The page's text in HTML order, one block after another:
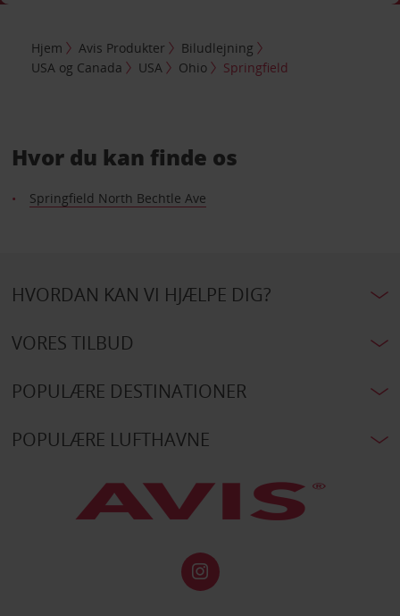
Hjem Avis Produkter
Biludlejning
USA og Canada
USA Ohio Springfield
Hvor du kan finde os
Springfield North Bechtle Ave
HVORDAN KAN VI HJÆLPE DIG?
VORES TILBUD
POPULÆRE DESTINATIONER
POPULÆRE LUFTHAVNE